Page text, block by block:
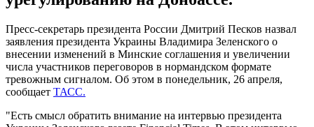
Пресс-секретарь президента России Дмитрий Песков назвал
заявления президента Украины Владимира Зеленского о
внесении изменений в Минские соглашения и увеличении
числа участников переговоров в нормандском формате
тревожным сигналом. Об этом в понедельник, 26 апреля,
сообщает ТАСС.
"Есть смысл обратить внимание на интервью президента